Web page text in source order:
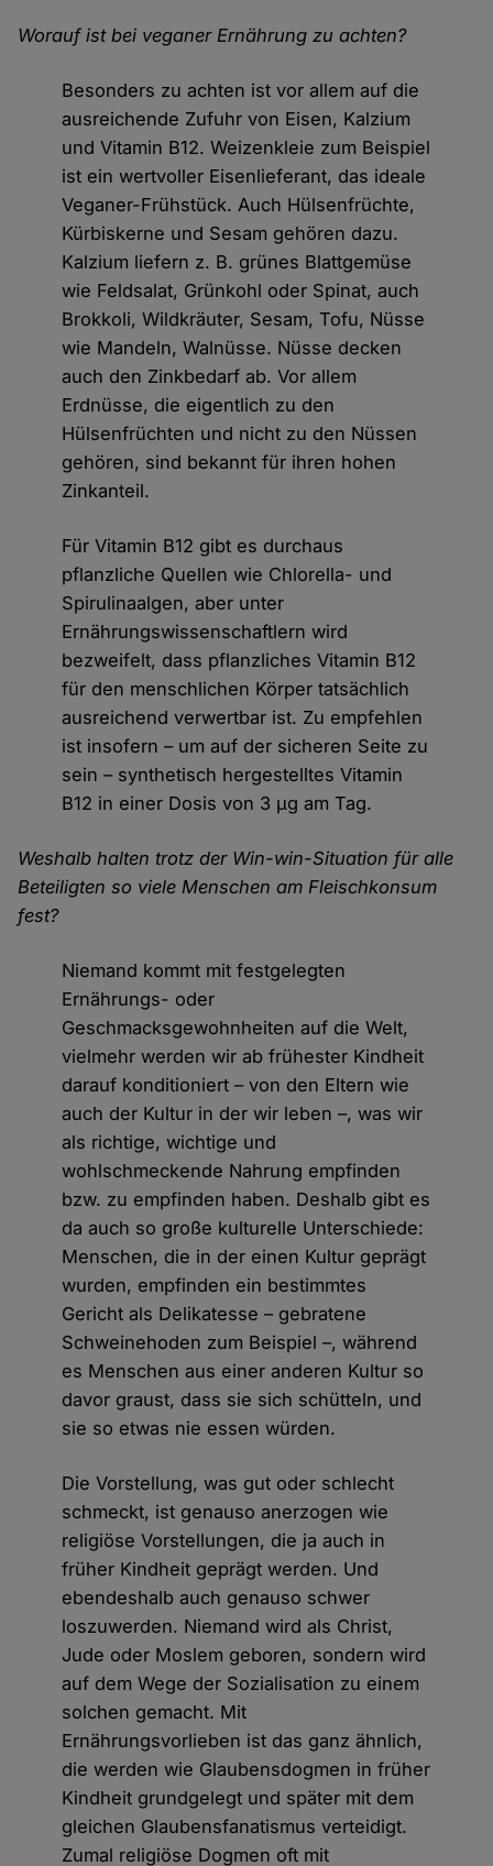
Worauf ist bei veganer Ernährung zu achten?
Besonders zu achten ist vor allem auf die
ausreichende Zufuhr von Eisen, Kalzium
und Vitamin B12. Weizenkleie zum Beispiel
ist ein wertvoller Eisenlieferant, das ideale
Veganer-Frühstück. Auch Hülsenfrüchte,
Kürbiskerne und Sesam gehören dazu.
Kalzium liefern z. B. grünes Blattgemüse
wie Feldsalat, Grünkohl oder Spinat, auch
Brokkoli, Wildkräuter, Sesam, Tofu, Nüsse
wie Mandeln, Walnüsse. Nüsse decken
auch den Zinkbedarf ab. Vor allem
Erdnüsse, die eigentlich zu den
Hülsenfrüchten und nicht zu den Nüssen
gehören, sind bekannt für ihren hohen
Zinkanteil.
Für Vitamin B12 gibt es durchaus
pflanzliche Quellen wie Chlorella- und
Spirulinaalgen, aber unter
Ernährungswissenschaftlern wird
bezweifelt, dass pflanzliches Vitamin B12
für den menschlichen Körper tatsächlich
ausreichend verwertbar ist. Zu empfehlen
ist insofern – um auf der sicheren Seite zu
sein – synthetisch hergestelltes Vitamin
B12 in einer Dosis von 3 µg am Tag.
Weshalb halten trotz der Win-win-Situation für alle
Beteiligten so viele Menschen am Fleischkonsum
fest?
Niemand kommt mit festgelegten
Ernährungs- oder
Geschmacksgewohnheiten auf die Welt,
vielmehr werden wir ab frühester Kindheit
darauf konditioniert – von den Eltern wie
auch der Kultur in der wir leben –, was wir
als richtige, wichtige und
wohlschmeckende Nahrung empfinden
bzw. zu empfinden haben. Deshalb gibt es
da auch so große kulturelle Unterschiede:
Menschen, die in der einen Kultur geprägt
wurden, empfinden ein bestimmtes
Gericht als Delikatesse – gebratene
Schweinehoden zum Beispiel –, während
es Menschen aus einer anderen Kultur so
davor graust, dass sie sich schütteln, und
sie so etwas nie essen würden.
Die Vorstellung, was gut oder schlecht
schmeckt, ist genauso anerzogen wie
religiöse Vorstellungen, die ja auch in
früher Kindheit geprägt werden. Und
ebendeshalb auch genauso schwer
loszuwerden. Niemand wird als Christ,
Jude oder Moslem geboren, sondern wird
auf dem Wege der Sozialisation zu einem
solchen gemacht. Mit
Ernährungsvorlieben ist das ganz ähnlich,
die werden wie Glaubensdogmen in früher
Kindheit grundgelegt und später mit dem
gleichen Glaubensfanatismus verteidigt.
Zumal religiöse Dogmen oft mit